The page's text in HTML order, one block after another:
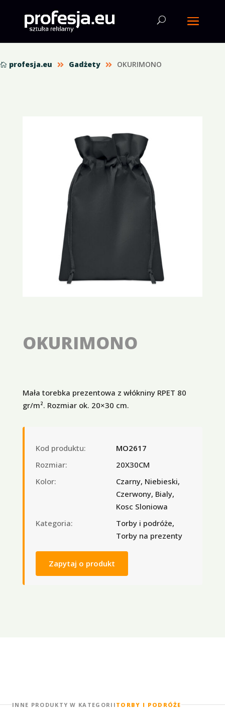
 profesja.eu  Gadżety  OKURIMONO
OKURIMONO
Mała torebka prezentowa z włókniny RPET 80
gr/m². Rozmiar ok. 20×30 cm.
Kod produktu:
MO2617
Rozmiar:
20X30CM
Kolor:
Czarny, Niebieski,
Czerwony, Bialy,
Kosc Sloniowa
Kategoria:
Torby i podróże,
Torby na prezenty
Zapytaj o produkt
INNE PRODUKTY W KATEGORII TORBY I PODRÓŻE